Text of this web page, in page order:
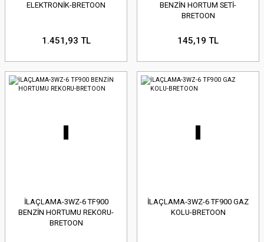
ELEKTRONİK-BRETOON
1.451,93 TL
BENZİN HORTUM SETİ-
BRETOON
145,19 TL
İLAÇLAMA-3WZ-6 TF900
BENZİN HORTUMU REKORU-
BRETOON
İLAÇLAMA-3WZ-6 TF900 GAZ
KOLU-BRETOON